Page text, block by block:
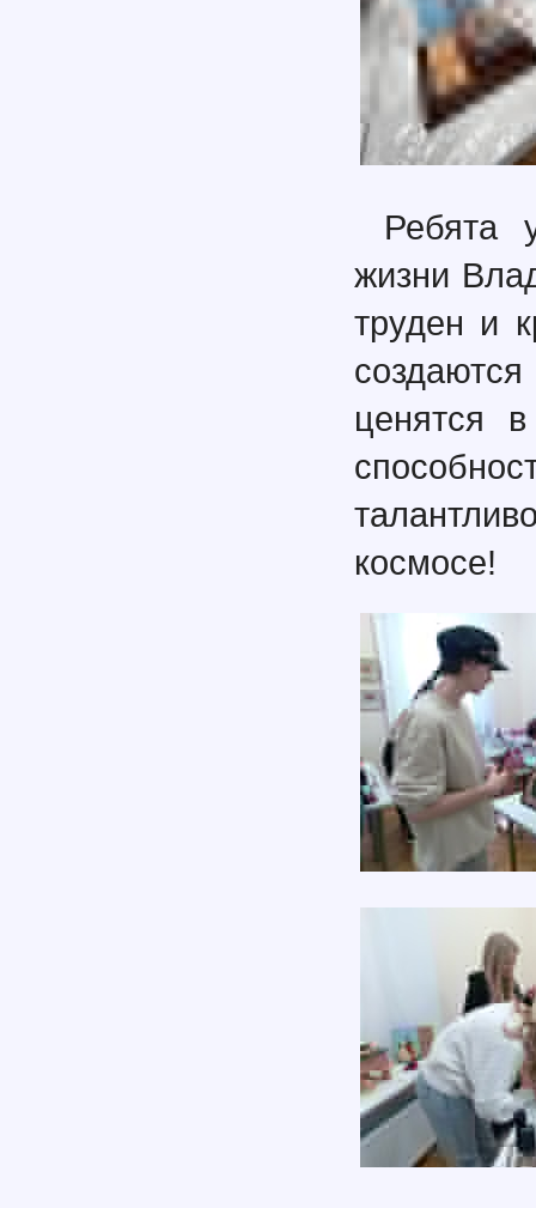
Ребята
жизни
труден и
ценятся
космосе!